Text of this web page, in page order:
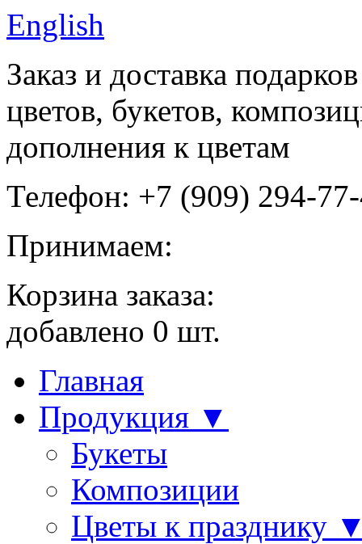
English
Заказ и доставка
цветов, букетов,
дополнения к цветам
Телефон: +7 (909) 294-
Принимаем:
Корзина заказа:
добавлено 0 шт.
Главная
Продукция ▼
Букеты
Композиции
Цветы к празднику